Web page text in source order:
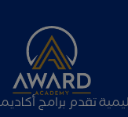
تقدم برامج